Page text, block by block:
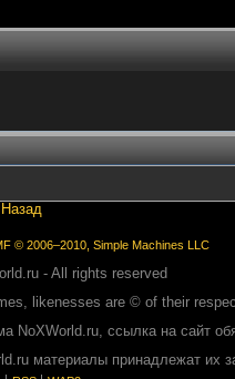
Назад
© 2006–2010, Simple Machines LLC
- All rights reserved
likenesses are © of their
NoXWorld.ru, ссылка на сайт
материалы принадлежат их